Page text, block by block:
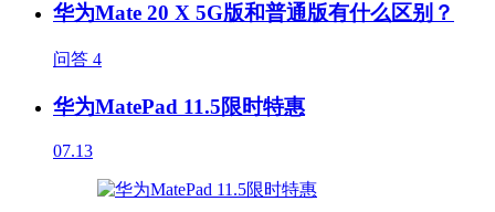
华为Mate 20 X 5G版和普通版有什么区别？
问答 4
华为MatePad 11.5限时特惠
07.13